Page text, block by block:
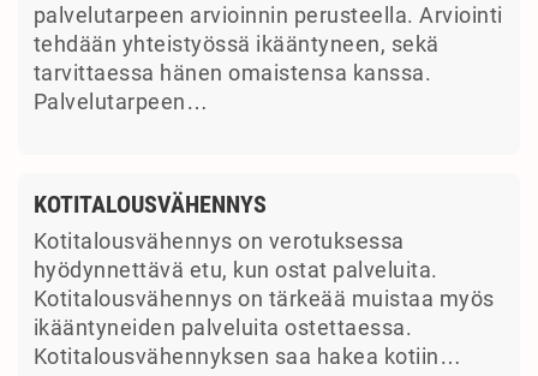
palvelutarpeen arvioinnin perusteella. Arviointi
tehdään yhteistyössä ikääntyneen, sekä
tarvittaessa hänen omaistensa kanssa.
Palvelutarpeen…
KOTITALOUSVÄHENNYS
Kotitalousvähennys on verotuksessa
hyödynnettävä etu, kun ostat palveluita.
Kotitalousvähennys on tärkeää muistaa myös
ikääntyneiden palveluita ostettaessa.
Kotitalousvähennyksen saa hakea kotiin…